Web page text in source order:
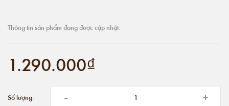
Thông tin sản phẩm đang được cập nhật.
1.290.000₫
Số lượng: - +